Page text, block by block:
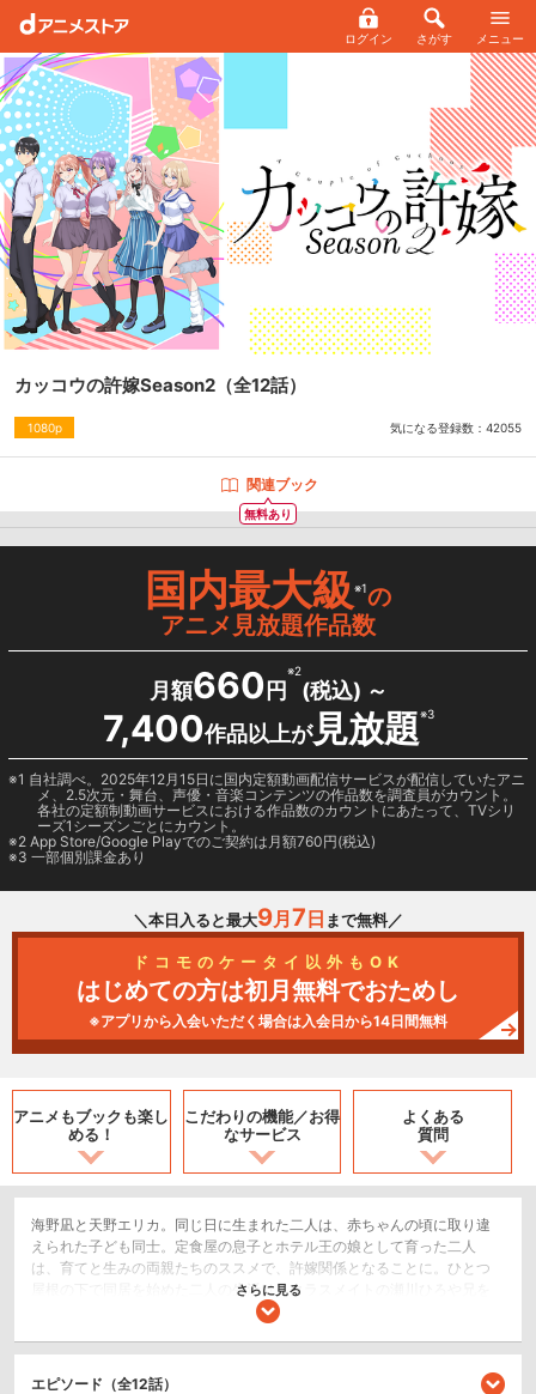
ログイン さがす メニュー
カッコウの許嫁Season2 （全12話）
1080p 気になる登録数： 42055
無料あり
関連ブック
国内最大級※1の
アニメ見放題作品数
月額660 円
※2
(税込) ～
7,400作品以上が見放題※3
1 自社調べ。2025年12月15日に国内定額動画配信サービスが配信していたアニ
メ、2.5次元・舞台、声優・音楽コンテンツの作品数を調査員がカウント。
各社の定額制動画サービスにおける作品数のカウントにあたって、TVシリ
ーズ1シーズンごとにカウント。
2 App Store/Google Playでのご契約は月額760円(税込)
3 一部個別課金あり
＼本日入ると最大9月 7 日 まで無料／
ドコモのケータイ以外もOK
はじめての方は初月無料でおためし
※アプリから入会いただく場合は入会日から14日間無料
アニメもブックも楽し
める！
こだわりの機能／お得
なサービス
よくある
質問
海野凪と天野エリカ。同じ日に生まれた二人は、赤ちゃんの頃に取り違
えられた子ども同士。定食屋の息子とホテル王の娘として育った二人
は、育てと生みの両親たちのススメで、許嫁関係となることに。ひとつ
屋根の下で同居を始めた二人の生活は、クラスメイトの瀬川ひろや兄を
追って来た海野幸たちも巻き込んでいく。許嫁、想い人、血の繋がらな
来る!? 人生とラブが大交錯！「取り違え子」から始まる“五角関係”ラブコ
メディー！この夏に、運命はさらに大きく動き出す！
さらに見る
エピソード（全12話）